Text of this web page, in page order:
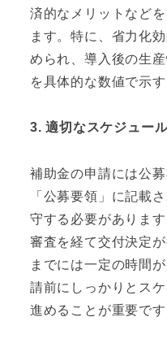
済的なメリットなど
ます。特に、省力化
められ、導入後の生
を具体的な数値で示
3. 適切なスケジュー
補助金の申請には公
「公募要領」に記載
守する必要がありま
審査を経て交付決定
までには一定の時間
請前にしっかりとス
進めることが重要です